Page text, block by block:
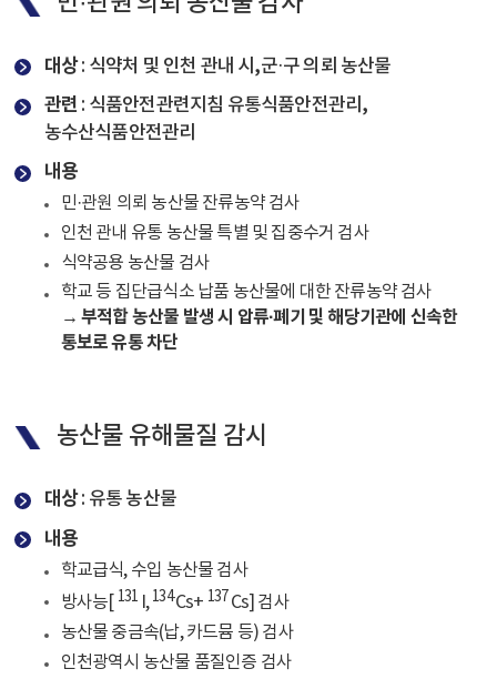
대상: 식약처 및 인천 관내 시,군·구 의뢰 농산물
관련 : 식품안전관련지침 유통식품안전관리,
농수산식품안전관리
내용
민·관원 의뢰 농산물 잔류농약 검사
인천 관내 유통 농산물 특별 및 집중수거 검사
식약공용 농산물 검사
학교 등 집단급식소 납품 농산물에 대한 잔류농약 검사
→ 부적합 농산물 발생 시 압류·폐기 및 해당기관에 신속한
통보로 유통 차단
농산물 유해물질 감시
대상: 유통 농산물
내용
학교급식, 수입 농산물 검사
방사능[
131 I,134Cs+ 137Cs] 검사
농산물 중금속(납, 카드뮴 등) 검사
인천광역시 농산물 품질인증 검사